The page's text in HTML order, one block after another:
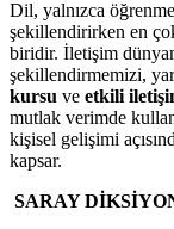
Dil, yalnızca
şekillendirirken en
biridir. İletişim
şekillendirmemizi,
kursu ve etkili
mutlak verimde
kişisel gelişimi
kapsar.
SARAY